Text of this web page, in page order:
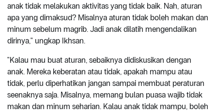
anak tidak melakukan aktivitas yang tidak baik. Nah, aturan
apa yang dimaksud? Misalnya aturan tidak boleh makan dan
minum sebelum magrib. Jadi anak dilatih mengendalikan
dirinya," ungkap Ikhsan.
"Kalau mau buat aturan, sebaiknya didiskusikan dengan
anak. Mereka keberatan atau tidak, apakah mampu atau
tidak, perlu diperhatikan jangan sampai membuat peraturan
seenaknya saja. Misalnya, memang bulan puasa wajib tidak
makan dan minum seharian. Kalau anak tidak mampu, boleh